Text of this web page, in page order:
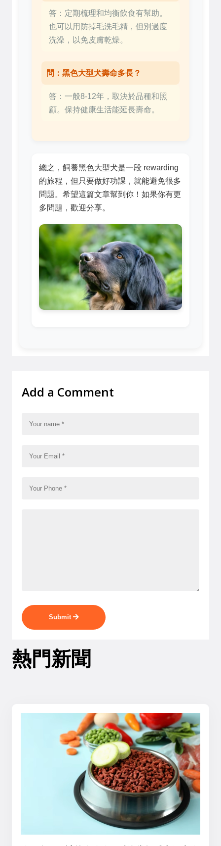
答：定期梳理和均衡飲食有幫助。
也可以用防掉毛洗毛精，但別過度
洗澡，以免皮膚乾燥。
問：黑色大型犬壽命多長？
答：一般8-12年，取決於品種和照
顧。保持健康生活能延長壽命。
總之，飼養黑色大型犬是一段 rewarding
的旅程，但只要做好功課，就能避免很多
問題。希望這篇文章幫到你！如果你有更
多問題，歡迎分享。
Add a Comment
Submit
熱門新聞